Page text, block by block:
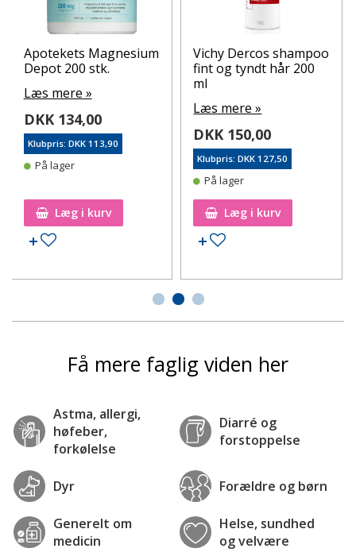
Apotekets Magnesium
Depot 200 stk.
Læs mere »
DKK 134,00
Klubpris: DKK 113,90
På lager
Læg i kurv
Tilføj til ønskeseddel
Vichy Dercos shampoo
fint og tyndt hår 200
ml
Læs mere »
DKK 150,00
Klubpris: DKK 127,50
På lager
Læg i kurv
Tilføj til ønskeseddel
Få mere faglig viden her
Astma, allergi,
høfeber,
forkølelse
Diarré og
forstoppelse
Dyr Forældre og børn
Generelt om
medicin
Helse, sundhed
og velvære